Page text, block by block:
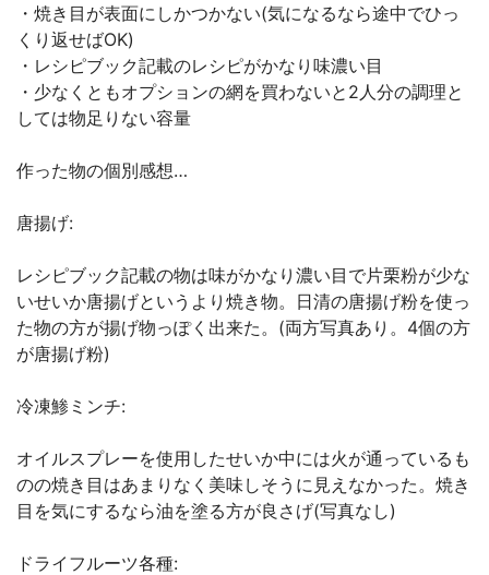
・焼き目が表面にしかつかない(気になるなら途中でひっ
くり返せばOK)
・レシピブック記載のレシピがかなり味濃い目
・少なくともオプションの網を買わないと2人分の調理と
しては物足りない容量
作った物の個別感想…
唐揚げ:
レシピブック記載の物は味がかなり濃い目で片栗粉が少な
いせいか唐揚げというより焼き物。日清の唐揚げ粉を使っ
た物の方が揚げ物っぽく出来た。(両方写真あり。4個の方
が唐揚げ粉)
冷凍鯵ミンチ:
オイルスプレーを使用したせいか中には火が通っているも
のの焼き目はあまりなく美味しそうに見えなかった。焼き
目を気にするなら油を塗る方が良さげ(写真なし)
ドライフルーツ各種: